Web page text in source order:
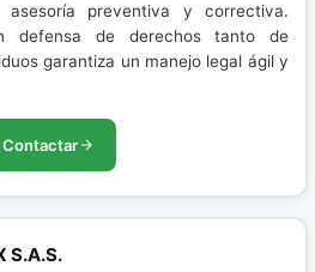
asesoría preventiva y correctiva.
defensa de derechos tanto de
garantiza un manejo legal ágil y
Contactar
S.A.S.